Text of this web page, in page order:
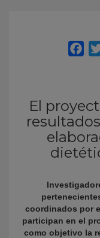
El
coordinados por
participan en el
como objetivo la